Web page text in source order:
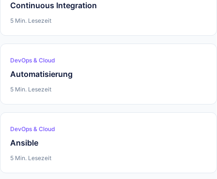
Continuous Integration
5 Min. Lesezeit
DevOps & Cloud
Automatisierung
5 Min. Lesezeit
DevOps & Cloud
Ansible
5 Min. Lesezeit